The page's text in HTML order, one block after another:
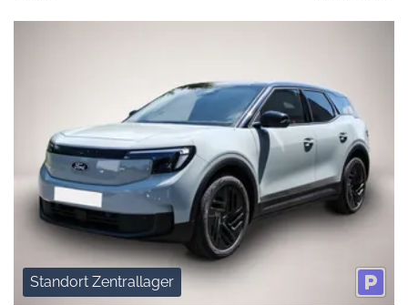
Standort Zentrallager